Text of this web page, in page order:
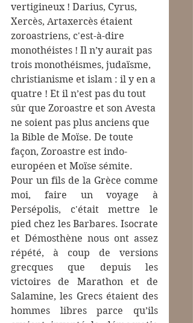
vertigineux ! Darius, Cyrus,
Xercès, Artaxercès étaient
zoroastriens, c'est-à-dire
monothéistes ! Il n’y aurait pas
trois monothéismes, judaïsme,
christianisme et islam : il y en a
quatre ! Et il n’est pas du tout
sûr que Zoroastre et son Avesta
ne soient pas plus anciens que
la Bible de Moïse. De toute
façon, Zoroastre est indo-
européen et Moïse sémite.
Pour un fils de la Grèce comme
moi, faire un voyage à
Persépolis, c'était mettre le
pied chez les Barbares. Isocrate
et Démosthène nous ont assez
répété, à coup de versions
grecques que depuis les
victoires de Marathon et de
Salamine, les Grecs étaient des
hommes libres parce qu’ils